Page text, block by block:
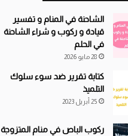
الشاحنة في المنام و تفسير
قيادة و ركوب و شراء الشاحنة
في الحلم
28 مايو 2026
كتابة تقرير ضد سوء سلوك
التلميذ
25 أبريل 2023
ركوب الباص في منام المتزوجة